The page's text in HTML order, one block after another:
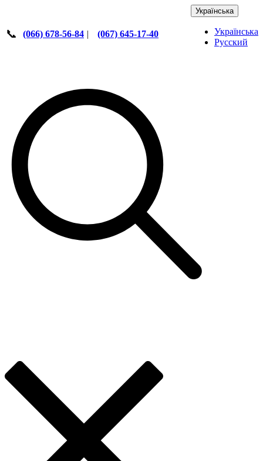
📞 (066) 678-56-84 | (067) 645-17-40
Українська
Українська
Русский